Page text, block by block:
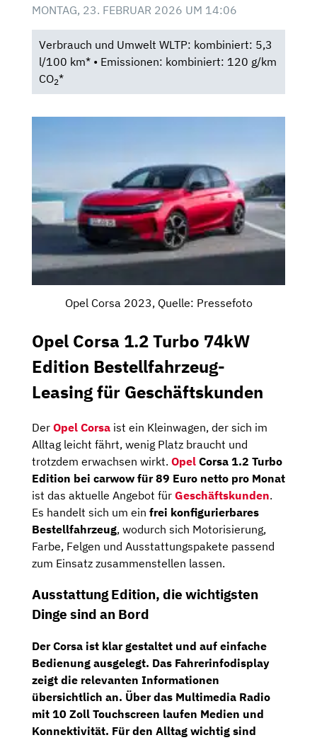
MONTAG, 23. FEBRUAR 2026 UM 14:06
Verbrauch und Umwelt WLTP: kombiniert: 5,3
l/100 km* • Emissionen: kombiniert: 120 g/km
CO2*
Opel Corsa 2023, Quelle: Pressefoto
Opel Corsa 1.2 Turbo 74kW
Edition Bestellfahrzeug-
Leasing für Geschäftskunden
Der Opel Corsa ist ein Kleinwagen, der sich im
Alltag leicht fährt, wenig Platz braucht und
trotzdem erwachsen wirkt. Opel Corsa 1.2 Turbo
Edition bei carwow für 89 Euro netto pro Monat
ist das aktuelle Angebot für Geschäftskunden.
Es handelt sich um ein frei konfigurierbares
Bestellfahrzeug, wodurch sich Motorisierung,
Farbe, Felgen und Ausstattungspakete passend
zum Einsatz zusammenstellen lassen.
Ausstattung Edition, die wichtigsten
Dinge sind an Bord
Der Corsa ist klar gestaltet und auf einfache
Bedienung ausgelegt. Das Fahrerinfodisplay
zeigt die relevanten Informationen
übersichtlich an. Über das Multimedia Radio
mit 10 Zoll Touchscreen laufen Medien und
Konnektivität. Für den Alltag wichtig sind